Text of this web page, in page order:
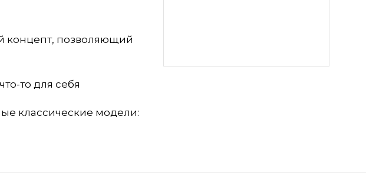
концепт, позволяющий
то для себя
классические модели: